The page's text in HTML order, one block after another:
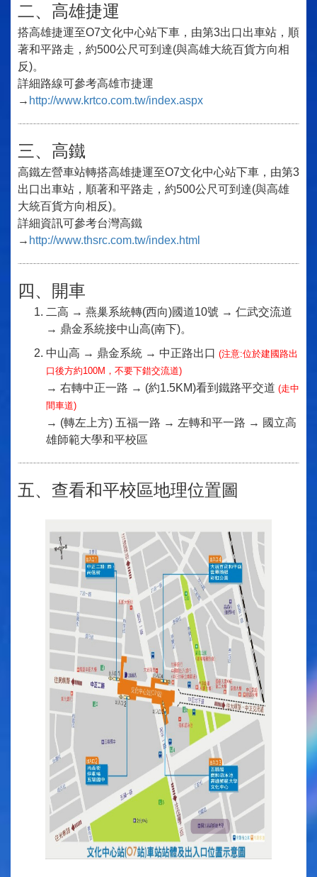
二、高雄捷運
搭高雄捷運至O7文化中心站下車，由第3出口出車站，順
著和平路走，約500公尺可到達(與高雄大統百貨方向相
反)。
詳細路線可參考高雄市捷運
→ http://www.krtco.com.tw/index.aspx
三、高鐵
高鐵左營車站轉搭高雄捷運至O7文化中心站下車，由第3
出口出車站，順著和平路走，約500公尺可到達(與高雄
大統百貨方向相反)。
詳細資訊可參考台灣高鐵
→ http://www.thsrc.com.tw/index.html
四、開車
二高 → 燕巢系統轉(西向)國道10號 → 仁武交流道
→ 鼎金系統接中山高(南下)。
中山高 → 鼎金系統 → 中正路出口 (注意:位於建國路出
口後方約100M，不要下錯交流道)
→ 右轉中正一路 → (約1.5KM)看到鐵路平交道 (走中
間車道)
→ (轉左上方) 五福一路 → 左轉和平一路 → 國立高
雄師範大學和平校區
五、查看和平校區地理位置圖